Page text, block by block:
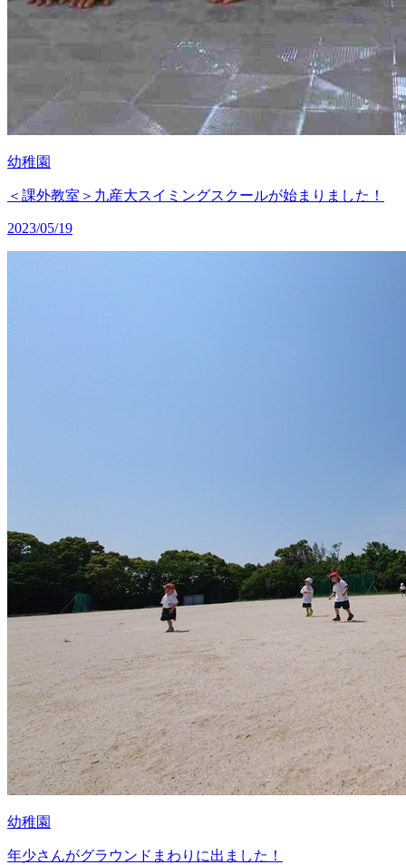
幼稚園
＜課外教室＞九産大スイミングスクールが始まりました！
2023/05/19
幼稚園
年少さんがグラウンドまわりに出ました！